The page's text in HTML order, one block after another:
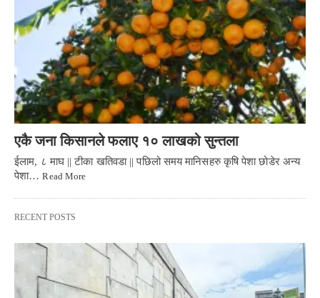
एकै जना किसानले फलाए १० लाखको सुन्तला
ईलाम, ८ माघ || टीका खतिवडा || पछिलो समय मानिसहरु कृषि पेशा छोडेर अन्य
पेशा…Read More
RECENT POSTS